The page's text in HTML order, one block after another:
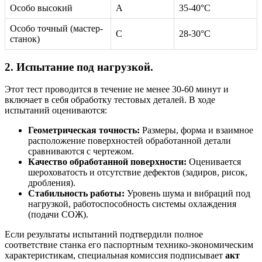
Особо высокий А 35-40°C
Особо точный (мастер-
станок)
С 28-30°C
2. Испытание под нагрузкой.
Этот тест проводится в течение не менее 30-60 минут и
включает в себя обработку тестовых деталей. В ходе
испытаний оцениваются:
Геометрическая точность: Размеры, форма и взаимное
расположение поверхностей обработанной детали
сравниваются с чертежом.
Качество обработанной поверхности: Оценивается
шероховатость и отсутствие дефектов (задиров, рисок,
дробления).
Стабильность работы: Уровень шума и вибраций под
нагрузкой, работоспособность системы охлаждения
(подачи СОЖ).
Если результаты испытаний подтвердили полное
соответствие станка его паспортным технико-экономическим
характеристикам, специальная комиссия подписывает акт